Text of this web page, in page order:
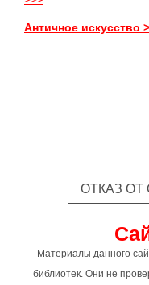
Античное искусство
ОТКАЗ ОТ
Материалы данного
библиотек. Они не